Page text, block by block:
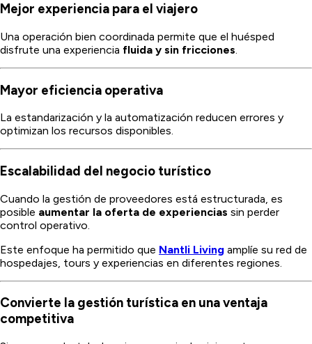
Mejor experiencia para el viajero
Una operación bien coordinada permite que el huésped
disfrute una experiencia fluida y sin fricciones.
Mayor eficiencia operativa
La estandarización y la automatización reducen errores y
optimizan los recursos disponibles.
Escalabilidad del negocio turístico
Cuando la gestión de proveedores está estructurada, es
posible aumentar la oferta de experiencias sin perder
control operativo.
Este enfoque ha permitido que Nantli Living amplíe su red de
hospedajes, tours y experiencias en diferentes regiones.
Convierte la gestión turística en una ventaja
competitiva